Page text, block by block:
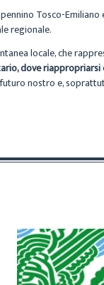
Tosco-Emiliano
regionale.
locale, che
dove
nostro e,